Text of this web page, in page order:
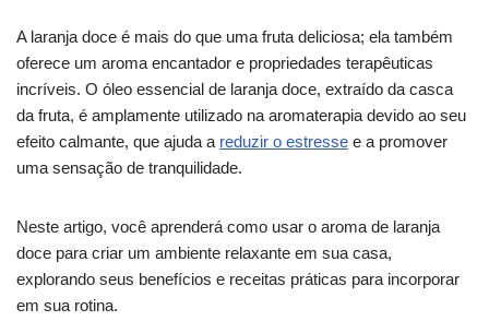
A laranja doce é mais do que uma fruta deliciosa; ela também
oferece um aroma encantador e propriedades terapêuticas
incríveis. O óleo essencial de laranja doce, extraído da casca
da fruta, é amplamente utilizado na aromaterapia devido ao seu
efeito calmante, que ajuda a reduzir o estresse e a promover
uma sensação de tranquilidade.
Neste artigo, você aprenderá como usar o aroma de laranja
doce para criar um ambiente relaxante em sua casa,
explorando seus benefícios e receitas práticas para incorporar
em sua rotina.